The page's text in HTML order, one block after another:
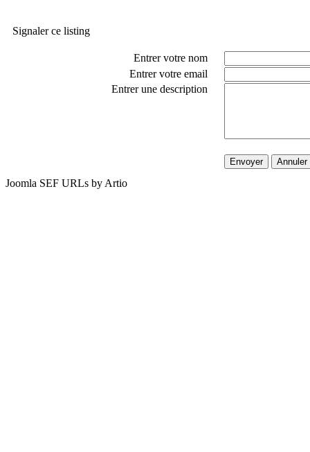
Signaler ce listing
Entrer votre nom
Entrer votre email
Entrer une description
Envoyer Annuler
Joomla SEF URLs by Artio